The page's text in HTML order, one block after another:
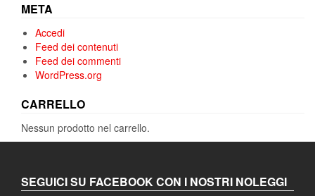
META
Accedi
Feed dei contenuti
Feed dei commenti
WordPress.org
CARRELLO
Nessun prodotto nel carrello.
SEGUICI SU FACEBOOK CON I NOSTRI NOLEGGI